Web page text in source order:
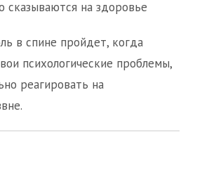
сказываются на здоровье
в спине пройдет, когда
психологические проблемы,
реагировать на